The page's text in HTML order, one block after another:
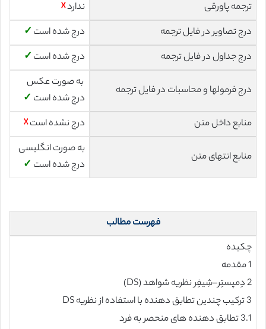
ترجمه پاورقی ندارد☓
درج تصاویر در فایل ترجمه
درج شده است ✓
درج جداول در فایل ترجمه
درج شده است ✓
درج فرمولها و محاسبات در فایل ترجمه
به صورت عکس
درج شده است ✓
منابع داخل متن
درج نشده است☓
منابع انتهای متن
به صورت انگلیسی
درج شده است ✓
فهرست مطالب
چکیده
1 مقدمه
2 دِمپستِر-شِیفِر نظریه شواهد (DS)
3 ترکیب چندین تطابق دهنده با استفاده از نظریه DS
3.1 تطابق دهنده های منحصر به فرد